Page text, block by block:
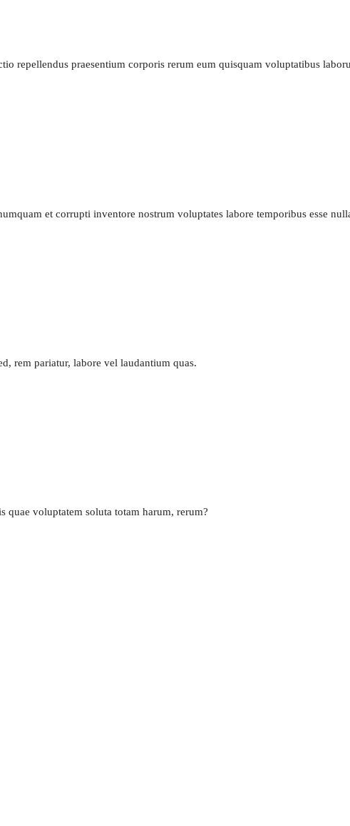
repellendus praesentium corporis rerum eum quisquam voluptatibus
et corrupti inventore nostrum voluptates labore temporibus esse
rem pariatur, labore vel laudantium quas.
voluptatem soluta totam harum, rerum?